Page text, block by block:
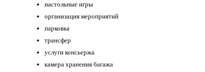
настольные игры
организация мероприятий
парковка
трансфер
услуги консьержа
камера хранения багажа